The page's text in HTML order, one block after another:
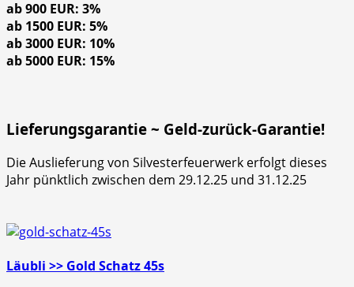
ab 900 EUR: 3%
ab 1500 EUR: 5%
ab 3000 EUR: 10%
ab 5000 EUR: 15%
Lieferungsgarantie ~ Geld-zurück-Garantie!
Die Auslieferung von Silvesterfeuerwerk erfolgt dieses
Jahr pünktlich zwischen dem 29.12.25 und 31.12.25
Läubli >> Gold Schatz 45s